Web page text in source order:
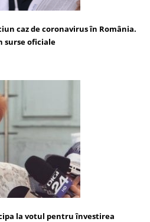
caz de coronavirus în România.
surse oficiale
la votul pentru învestirea